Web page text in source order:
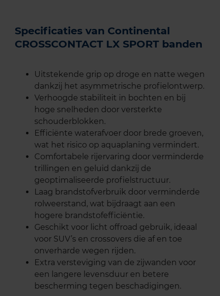
Specificaties van Continental
CROSSCONTACT LX SPORT banden
Uitstekende grip op droge en natte wegen
dankzij het asymmetrische profielontwerp.
Verhoogde stabiliteit in bochten en bij
hoge snelheden door versterkte
schouderblokken.
Efficiënte waterafvoer door brede groeven,
wat het risico op aquaplaning vermindert.
Comfortabele rijervaring door verminderde
trillingen en geluid dankzij de
geoptimaliseerde profielstructuur.
Laag brandstofverbruik door verminderde
rolweerstand, wat bijdraagt aan een
hogere brandstofefficiëntie.
Geschikt voor licht offroad gebruik, ideaal
voor SUV’s en crossovers die af en toe
onverharde wegen rijden.
Extra versteviging van de zijwanden voor
een langere levensduur en betere
bescherming tegen beschadigingen.